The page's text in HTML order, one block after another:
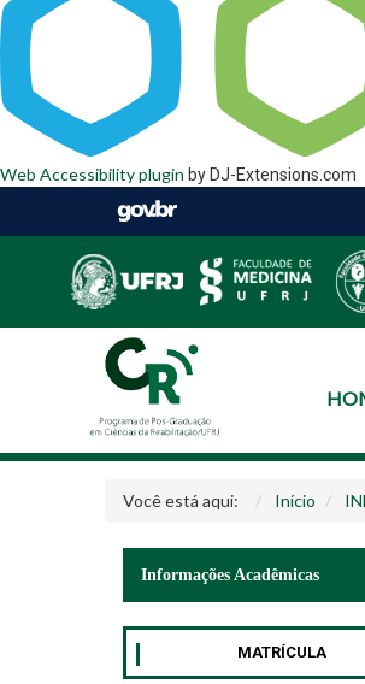
Web Accessibility plugin by DJ-Extensions.com
Você está aqui: Início
Informações Acadêmicas
MATRÍCULA